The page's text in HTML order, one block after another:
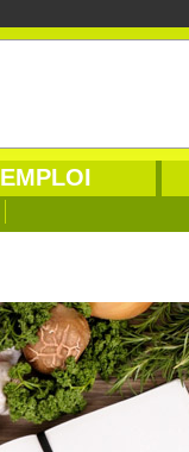
EMPLOI